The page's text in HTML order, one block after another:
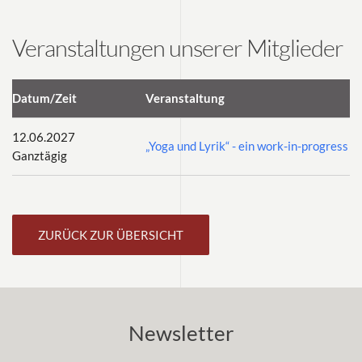
Veranstaltungen unserer Mitglieder
Datum/Zeit Veranstaltung
12.06.2027
Ganztägig
„Yoga und Lyrik“ - ein work-in-progress
ZURÜCK ZUR ÜBERSICHT
Newsletter